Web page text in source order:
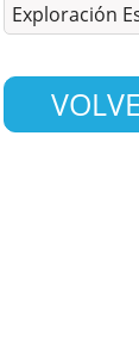
Exploración